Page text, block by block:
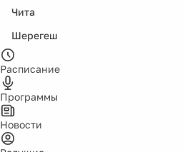
Чита
Шерегеш
Расписание
Программы
Новости